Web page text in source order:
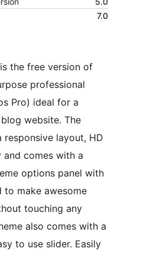
7.0
the free version of
professional
Pro) ideal for a
website. The
responsive layout, HD
and comes with a
options panel with
to make awesome
touching any
also comes with a
to use slider. Easily